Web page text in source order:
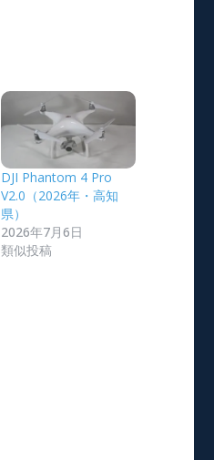
DJI Phantom 4 Pro
V2.0（2026年・高知
県）
2026年7月6日
類似投稿